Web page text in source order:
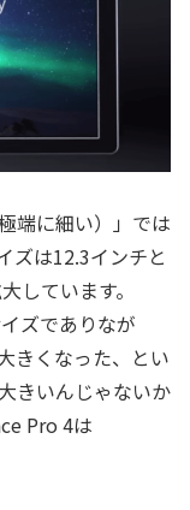
端に細い）」では
ズは12.3インチと
しています。
ズでありなが
きくなった、とい
きいんじゃないか
Pro 4は